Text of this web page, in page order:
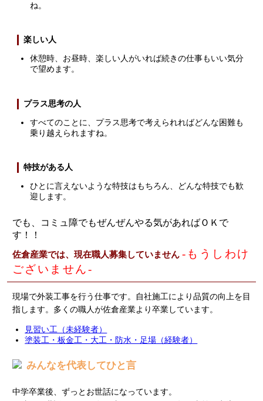
ね。
楽しい人
休憩時、お昼時、楽しい人がいれば続きの仕事もいい気分
で望めます。
プラス思考の人
すべてのことに、プラス思考で考えられればどんな困難も
乗り越えられますね。
特技がある人
ひとに言えないような特技はもちろん、どんな特技でも歓
迎します。
でも、コミュ障でもぜんぜんやる気があればＯＫで
す！！
佐倉産業では、現在職人募集していません -もうしわけ
ございません-
現場で外装工事を行う仕事です。自社施工により品質の向上を目
指します。多くの職人が佐倉産業より卒業しています。
見習い工（未経験者）
塗装工・板金工・大工・防水・足場（経験者）
みんなを代表してひと言
中学卒業後、ずっとお世話になっています。